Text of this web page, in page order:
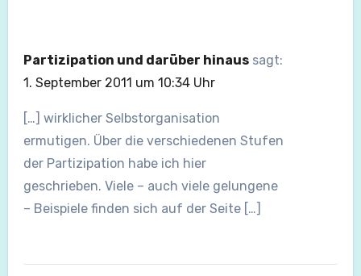
Partizipation und darüber hinaus sagt:
1. September 2011 um 10:34 Uhr
[…] wirklicher Selbstorganisation
ermutigen. Über die verschiedenen Stufen
der Partizipation habe ich hier
geschrieben. Viele – auch viele gelungene
– Beispiele finden sich auf der Seite […]